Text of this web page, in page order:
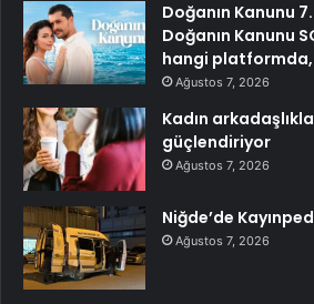
Doğanın Kanunu
Doğanın Kanunu
hangi platformda,
Ağustos 7, 2026
Kadın
güçlendiriyor
Ağustos 7, 2026
Niğde’de
Ağustos 7, 2026